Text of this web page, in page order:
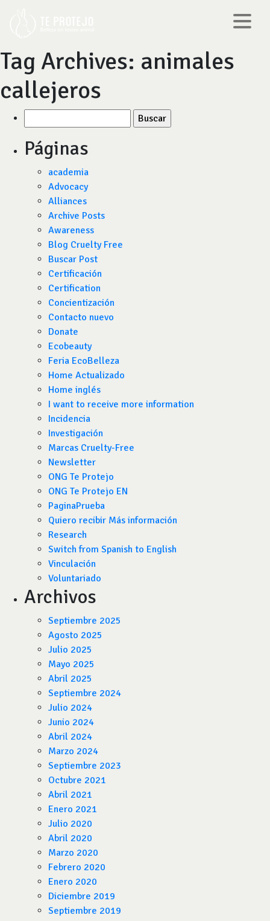
Tag Archives: animales
callejeros
por:
Páginas
academia
Advocacy
Alliances
Archive Posts
Awareness
Blog Cruelty Free
Buscar Post
Certificación
Certification
Concientización
Contacto nuevo
Donate
Ecobeauty
Feria EcoBelleza
Home Actualizado
Home inglés
I want to receive more information
Incidencia
Investigación
Marcas Cruelty-Free
Newsletter
ONG Te Protejo
ONG Te Protejo EN
PaginaPrueba
Quiero recibir Más información
Research
Switch from Spanish to English
Vinculación
Voluntariado
Archivos
Septiembre 2025
Agosto 2025
Julio 2025
Mayo 2025
Abril 2025
Septiembre 2024
Julio 2024
Junio 2024
Abril 2024
Marzo 2024
Septiembre 2023
Octubre 2021
Abril 2021
Enero 2021
Julio 2020
Abril 2020
Marzo 2020
Febrero 2020
Enero 2020
Diciembre 2019
Septiembre 2019